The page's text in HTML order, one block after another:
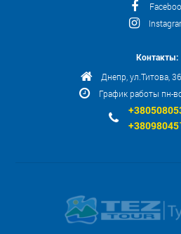
Контакты:
Днепр, ул.Титова,
График работы пн-